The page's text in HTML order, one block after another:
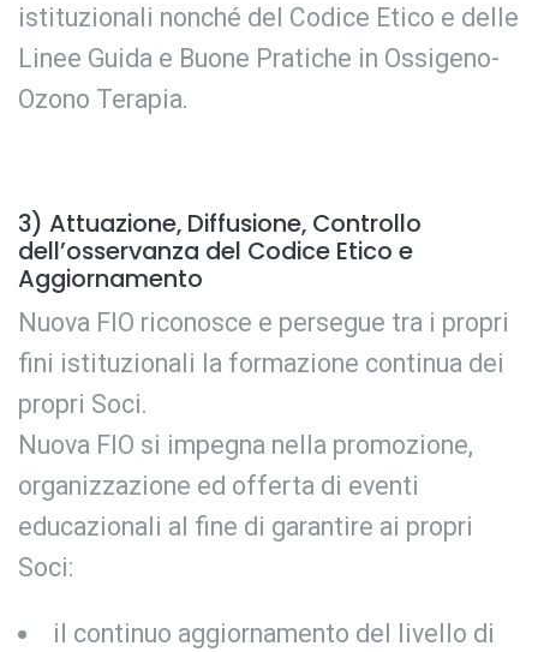
istituzionali nonché del Codice Etico e delle
Linee Guida e Buone Pratiche in Ossigeno-
Ozono Terapia.
3) Attuazione, Diffusione, Controllo
dell’osservanza del Codice Etico e
Aggiornamento
Nuova FIO riconosce e persegue tra i propri
fini istituzionali la formazione continua dei
propri Soci.
Nuova FIO si impegna nella promozione,
organizzazione ed offerta di eventi
educazionali al fine di garantire ai propri
Soci:
il continuo aggiornamento del livello di